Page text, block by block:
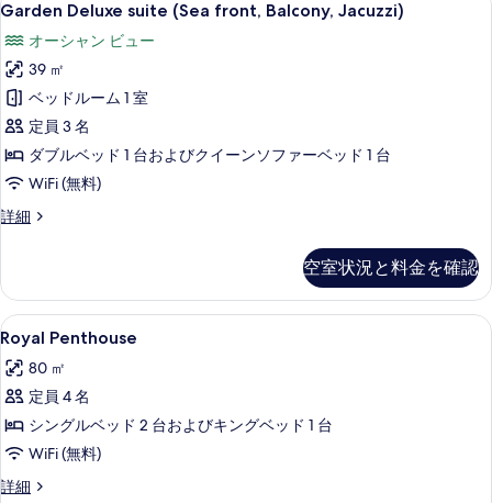
示
す
る
詳
Deluxe
suite
(Sea
front,
Balcony,
Jacuzzi)
の
す
べ
の
写
真
を
表
示
す
る
4
Garden Deluxe suite (Sea front, Balcony, Jacuzzi)
オーシャン ビュー
39 ㎡
ベッドルーム 1 室
定員 3 名
ダブルベッド 1 台およびクイーンソファーベッド 1 台
WiFi (無料)
詳細
Garden
front,
Balcony,
Jacuzzi)
詳
細
空室状況と料金を確認
Royal
Penthouse
の
す
べ
て
の
1 室のベッドルーム、エジプト綿の
4
Royal Penthouse
80 ㎡
定員 4 名
シングルベッド 2 台およびキングベッド 1 台
WiFi (無料)
詳細
Royal